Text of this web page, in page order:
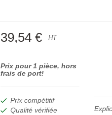
39,54 € HT
Prix pour 1 pièce, hors
frais de port!
Prix compétitif
Qualité vérifiée